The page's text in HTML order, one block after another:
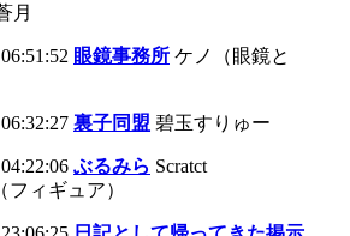
月
眼鏡事務所 ケノ（眼鏡と
裏子同盟 碧玉すりゅー
ぶるみら Scratct
フィギュア）